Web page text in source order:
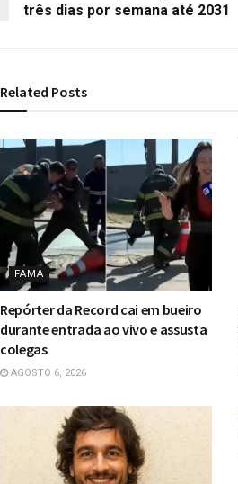
três dias por semana até 2031
Related Posts
FAMA
Repórter da Record cai em bueiro
durante entrada ao vivo e assusta
colegas
AGOSTO 6, 2026